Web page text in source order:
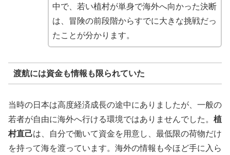
中で、若い植村が単身で海外へ向かった決断
は、冒険の前段階からすでに大きな挑戦だっ
たことが分かります。
渡航には資金も情報も限られていた
当時の日本は高度経済成長の途中にありましたが、一般の
若者が自由に海外へ行ける環境ではありませんでした。 植
村直己は、自分で働いて資金を用意し、最低限の荷物だけ
を持って海を渡っています。海外の情報も今ほど手に入ら